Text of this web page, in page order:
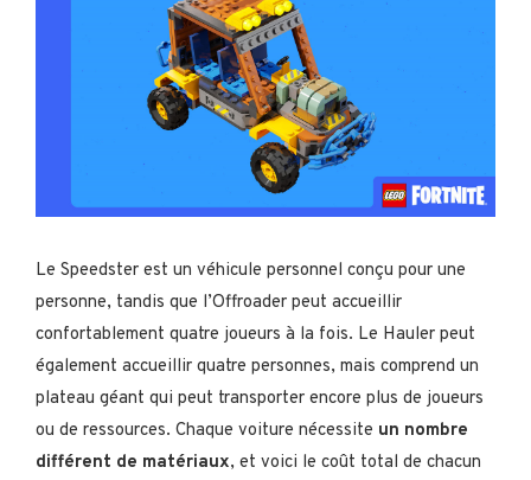
Le Speedster est un véhicule personnel conçu pour une
personne, tandis que l’Offroader peut accueillir
confortablement quatre joueurs à la fois. Le Hauler peut
également accueillir quatre personnes, mais comprend un
plateau géant qui peut transporter encore plus de joueurs
ou de ressources. Chaque voiture nécessite un nombre
différent de matériaux, et voici le coût total de chacun